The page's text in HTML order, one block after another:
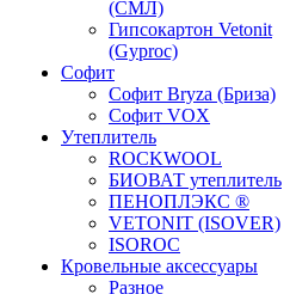
(СМЛ)
Гипсокартон Vetonit
(Gyproc)
Софит
Софит Bryza (Бриза)
Софит VOX
Утеплитель
ROCKWOOL
БИОВАТ утеплитель
ПЕНОПЛЭКС ®
VETONIT (ISOVER)
ISOROC
Кровельные аксессуары
Разное